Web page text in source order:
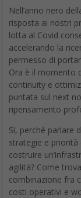
Nell’anno nero
risposta ai nostri
lotta al Covid
accelerando la
permesso di
Ora è il momento
continuity e
puntata sul next
ripensamento
Sì, perché parlare
strategie e priorità
costruire
agilità? Come
combinazione fra
costi operativi e